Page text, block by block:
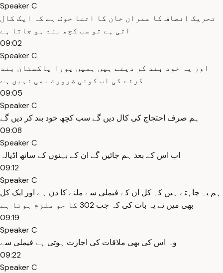
Speaker C
تحریک انصاف کا عمران خان کا اتنا خوف ہے کہ ایک کال
اتی ہے تو سب کچھ بند ہو جاتا ہے
09:02
Speaker C
اور یہ خود بند کر دیتے ہیں ہمیں پورا پاکستان بند
کرنے کی اب کوئی ضرورت بھی نہیں ہے
09:05
Speaker C
ہم صرف احتجاج کی کال دیں گے سب کچھ خود بند کر دیں گے
09:08
Speaker C
اب اس کے بعد ہم جائیں گے ان کے بہنوں کے ساتھ اڈیالہ
09:12
Speaker C
ہم یہ چاہتے ہیں کہ کل ان کے فیملی سے ملنے کا دن ہے اور ایک کل
بھی میں نے یہ بات کی کہ جب 302 کا جو ملزم ہوتا ہے
09:19
Speaker C
وہ اس کی بھی ملاقات کی اجازت ہوتی ہے فیملی سے
09:22
Speaker C